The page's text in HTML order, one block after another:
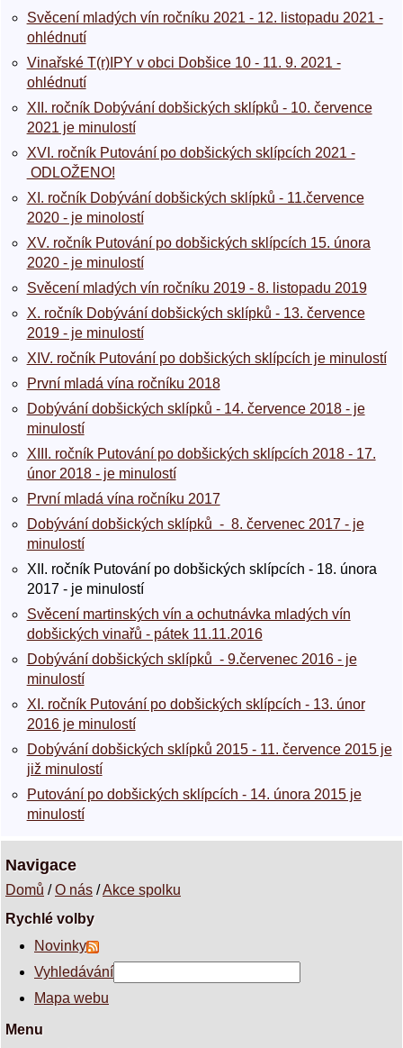
Svěcení mladých vín ročníku 2021 - 12. listopadu 2021 -
ohlédnutí
Vinařské T(r)IPY v obci Dobšice 10 - 11. 9. 2021 -
ohlédnutí
XII. ročník Dobývání dobšických sklípků - 10. července
2021 je minulostí
XVI. ročník Putování po dobšických sklípcích 2021 -
ODLOŽENO!
XI. ročník Dobývání dobšických sklípků - 11.července
2020 - je minolostí
XV. ročník Putování po dobšických sklípcích 15. února
2020 - je minulostí
Svěcení mladých vín ročníku 2019 - 8. listopadu 2019
X. ročník Dobývání dobšických sklípků - 13. července
2019 - je minulostí
XIV. ročník Putování po dobšických sklípcích je minulostí
První mladá vína ročníku 2018
Dobývání dobšických sklípků - 14. července 2018 - je
minulostí
XIII. ročník Putování po dobšických sklípcích 2018 - 17.
únor 2018 - je minulostí
První mladá vína ročníku 2017
Dobývání dobšických sklípků - 8. červenec 2017 - je
minulostí
XII. ročník Putování po dobšických sklípcích - 18. února
2017 - je minulostí
Svěcení martinských vín a ochutnávka mladých vín
dobšických vinařů - pátek 11.11.2016
Dobývání dobšických sklípků - 9.červenec 2016 - je
minulostí
XI. ročník Putování po dobšických sklípcích - 13. únor
2016 je minulostí
Dobývání dobšických sklípků 2015 - 11. července 2015 je
již minulostí
Putování po dobšických sklípcích - 14. února 2015 je
minulostí
Navigace
Domů /O nás /Akce spolku
Rychlé volby
Novinky
Vyhledávání
Mapa webu
Menu